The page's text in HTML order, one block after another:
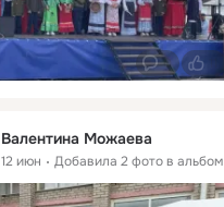
0
Валентина Можаева
12 июн Добавила 2 фото в альбом